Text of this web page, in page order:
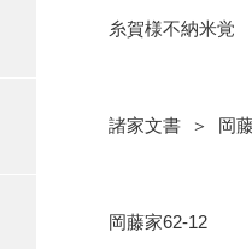
糸賀様不納米覚
諸家文書 ＞ 岡
岡藤家62-12